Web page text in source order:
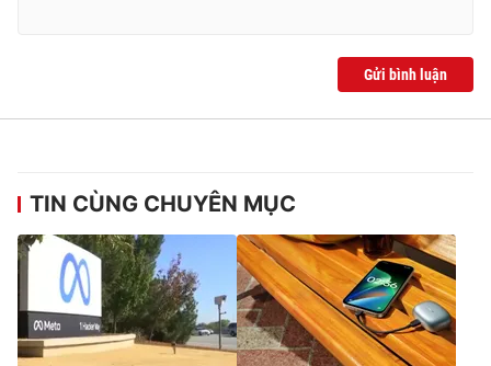
® Cấm sao chép dưới mọi hình thức nếu không có sự chấp
thuận bằng văn bản. Ghi rõ nguồn VTV.vn khi phát hành lại
thông tin từ website này.
Gửi bình luận
TIN CÙNG CHUYÊN MỤC